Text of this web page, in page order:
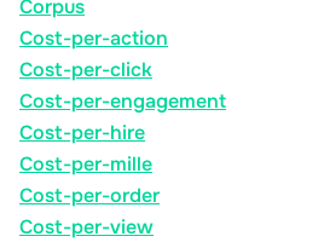
Corpus
Cost-per-action
Cost-per-click
Cost-per-engagement
Cost-per-hire
Cost-per-mille
Cost-per-order
Cost-per-view